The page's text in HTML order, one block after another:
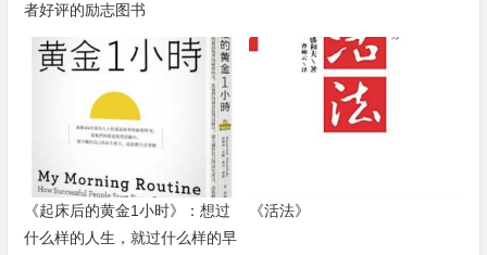
者好评的励志图书
《起床后的黄金1小时》：想过
什么样的人生，就过什么样的早
《活法》